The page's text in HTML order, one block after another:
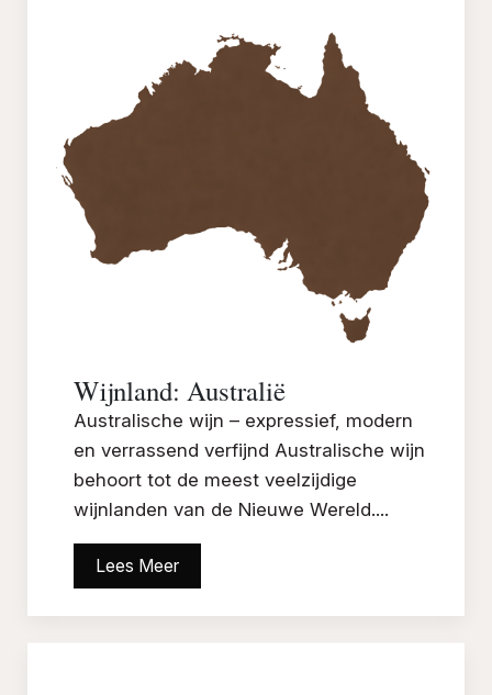
Wijnland: Australië
Australische wijn – expressief, modern
en verrassend verfijnd Australische wijn
behoort tot de meest veelzijdige
wijnlanden van de Nieuwe Wereld....
Lees Meer